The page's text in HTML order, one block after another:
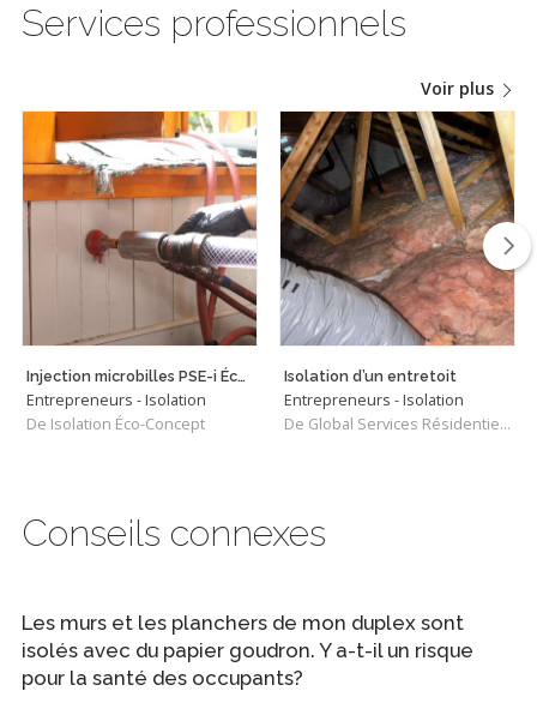
Services professionnels
Voir plus
Injection microbilles PSE-i Écobill.Md
Entrepreneurs - Isolation
De Isolation Éco-Concept
Isolation d’un entretoit
Entrepreneurs - Isolation
De Global Services Résidentiels Rive-Sud
Conseils connexes
Les murs et les planchers de mon duplex sont
isolés avec du papier goudron. Y a-t-il un risque
pour la santé des occupants?